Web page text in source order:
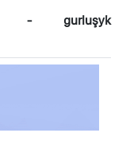
- gurluşyk